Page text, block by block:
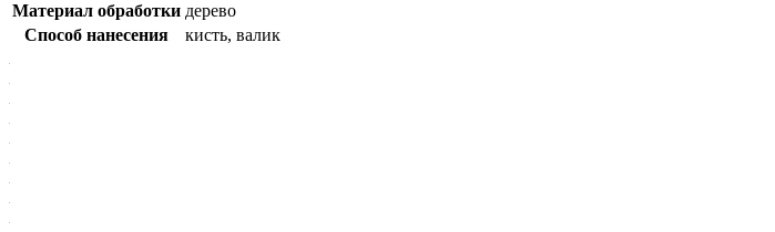
Материал обработки дерево
Способ нанесения
кисть, валик